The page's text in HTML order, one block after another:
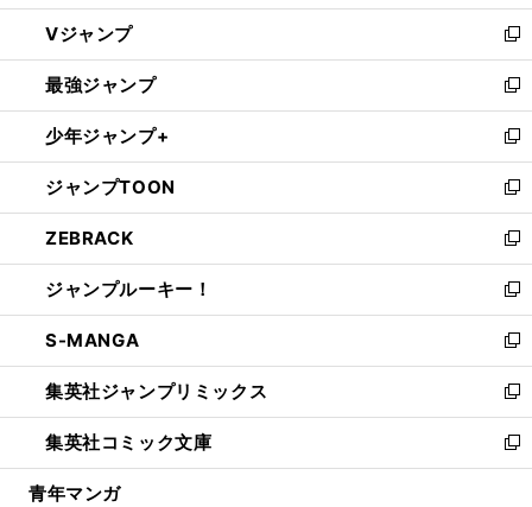
ウ
ィ
ン
ド
ウ
で
開
く
し
い
ウ
ィ
ン
ド
ウ
で
開
く
Vジャンプ
新
し
い
ウ
ィ
ン
ド
ウ
で
開
く
最強ジャンプ
新
し
い
ウ
ィ
ン
ド
ウ
で
開
く
少年ジャンプ+
新
し
い
ウ
ィ
ン
ド
ウ
で
開
く
ジャンプTOON
新
し
い
ウ
ィ
ン
ド
ウ
で
開
く
ZEBRACK
新
し
い
ウ
ィ
ン
ド
ウ
で
開
ジャンプルーキー！
新
し
い
ウ
ィ
ン
ド
ウ
S-MANGA
新
し
い
ウ
ィ
ン
集英社ジャンプリミックス
新
し
い
ウ
集英社コミック文庫
新
し
青年マンガ